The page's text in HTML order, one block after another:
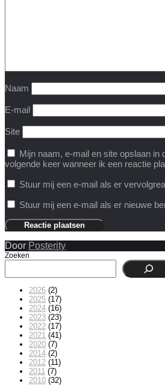
Naam
E-mail
Site
Mijn naam, e-mail en site opslaan in
volgende keer wanneer ik een reactie
Stuur mij een e-mail als er
Stuur mij een e-mail als er nieuwe
Door Posterity
Zoeken
2026 (2)
2025 (17)
2024 (16)
2023 (23)
2022 (17)
2021 (41)
2020 (7)
2014 (2)
2012 (11)
2011 (7)
2010 (32)